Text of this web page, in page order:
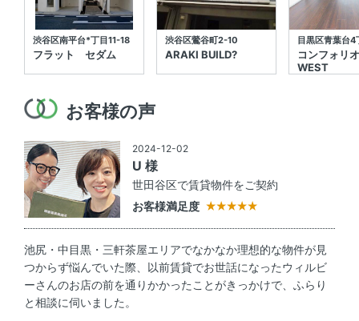
渋谷区南平台*丁目11-18
フラット セダム
渋谷区鶯谷町2-10
ARAKI BUILD?
目黒区青葉台
コンフォリ
WEST
お客様の声
2024-12-02
U 様
世田谷区で賃貸物件をご契約
お客様満足度
池尻・中目黒・三軒茶屋エリアでなかなか理想的な物件が見
つからず悩んでいた際、以前賃貸でお世話になったウィルビ
ーさんのお店の前を通りかかったことがきっかけで、ふらり
と相談に伺いました。